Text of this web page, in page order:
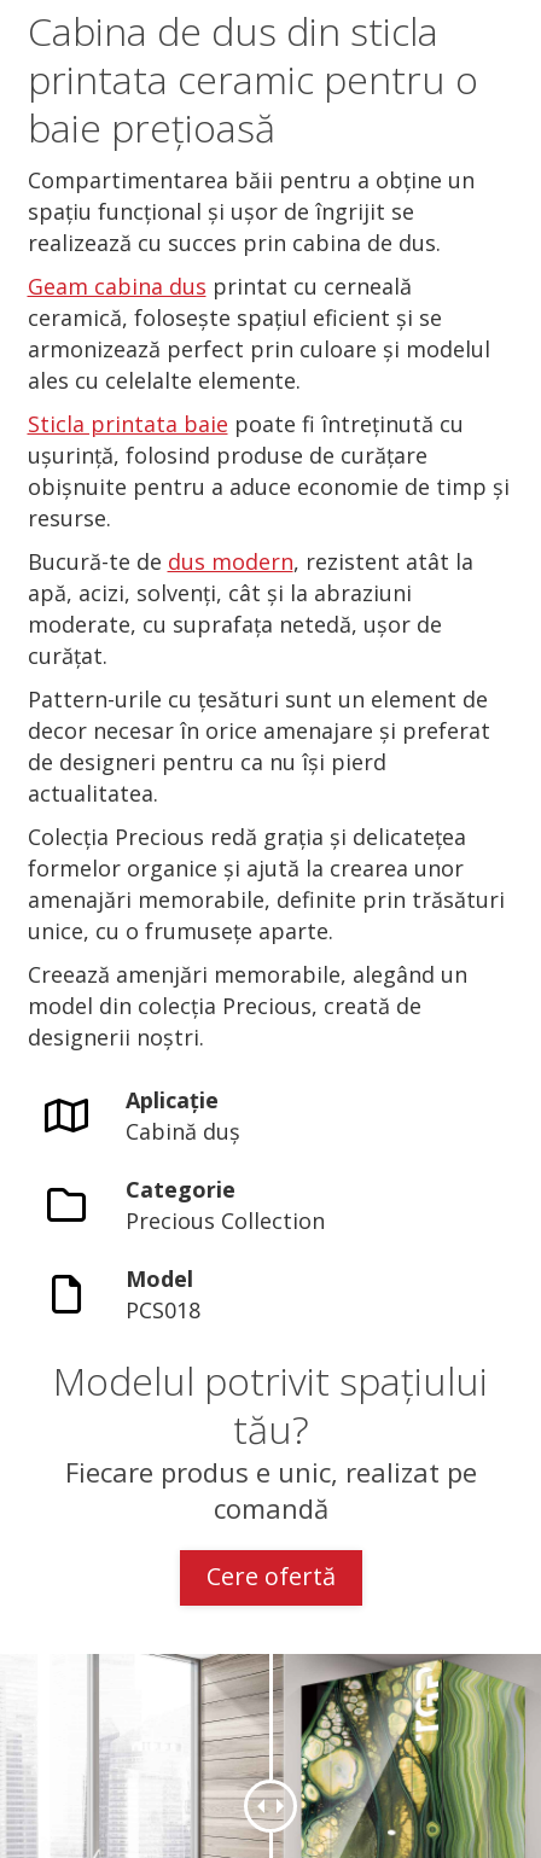
Cabina de dus din sticla
printata ceramic pentru o
baie prețioasă
Compartimentarea băii pentru a obține un
spațiu funcțional și ușor de îngrijit se
realizează cu succes prin cabina de dus.
Geam cabina dus printat cu cerneală
ceramică, folosește spațiul eficient și se
armonizează perfect prin culoare și modelul
ales cu celelalte elemente.
Sticla printata baie poate fi întreținută cu
ușurință, folosind produse de curățare
obișnuite pentru a aduce economie de timp și
resurse.
Bucură-te de dus modern, rezistent atât la
apă, acizi, solvenți, cât și la abraziuni
moderate, cu suprafața netedă, ușor de
curățat.
Pattern-urile cu țesături sunt un element de
decor necesar în orice amenajare și preferat
de designeri pentru ca nu își pierd
actualitatea.
Colecția Precious redă grația și delicatețea
formelor organice și ajută la crearea unor
amenajări memorabile, definite prin trăsături
unice, cu o frumusețe aparte.
Creează amenjări memorabile, alegând un
model din colecția Precious, creată de
designerii noștri.
Aplicație
Cabină duș
Categorie
Precious Collection
Model
PCS018
Modelul potrivit spațiului
tău?
Fiecare produs e unic, realizat pe
comandă
Cere ofertă